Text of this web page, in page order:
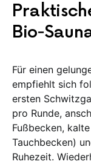
Für einen
empfiehlt sich
ersten
pro Runde,
Fußbecken,
Tauchbecken)
Ruhezeit.